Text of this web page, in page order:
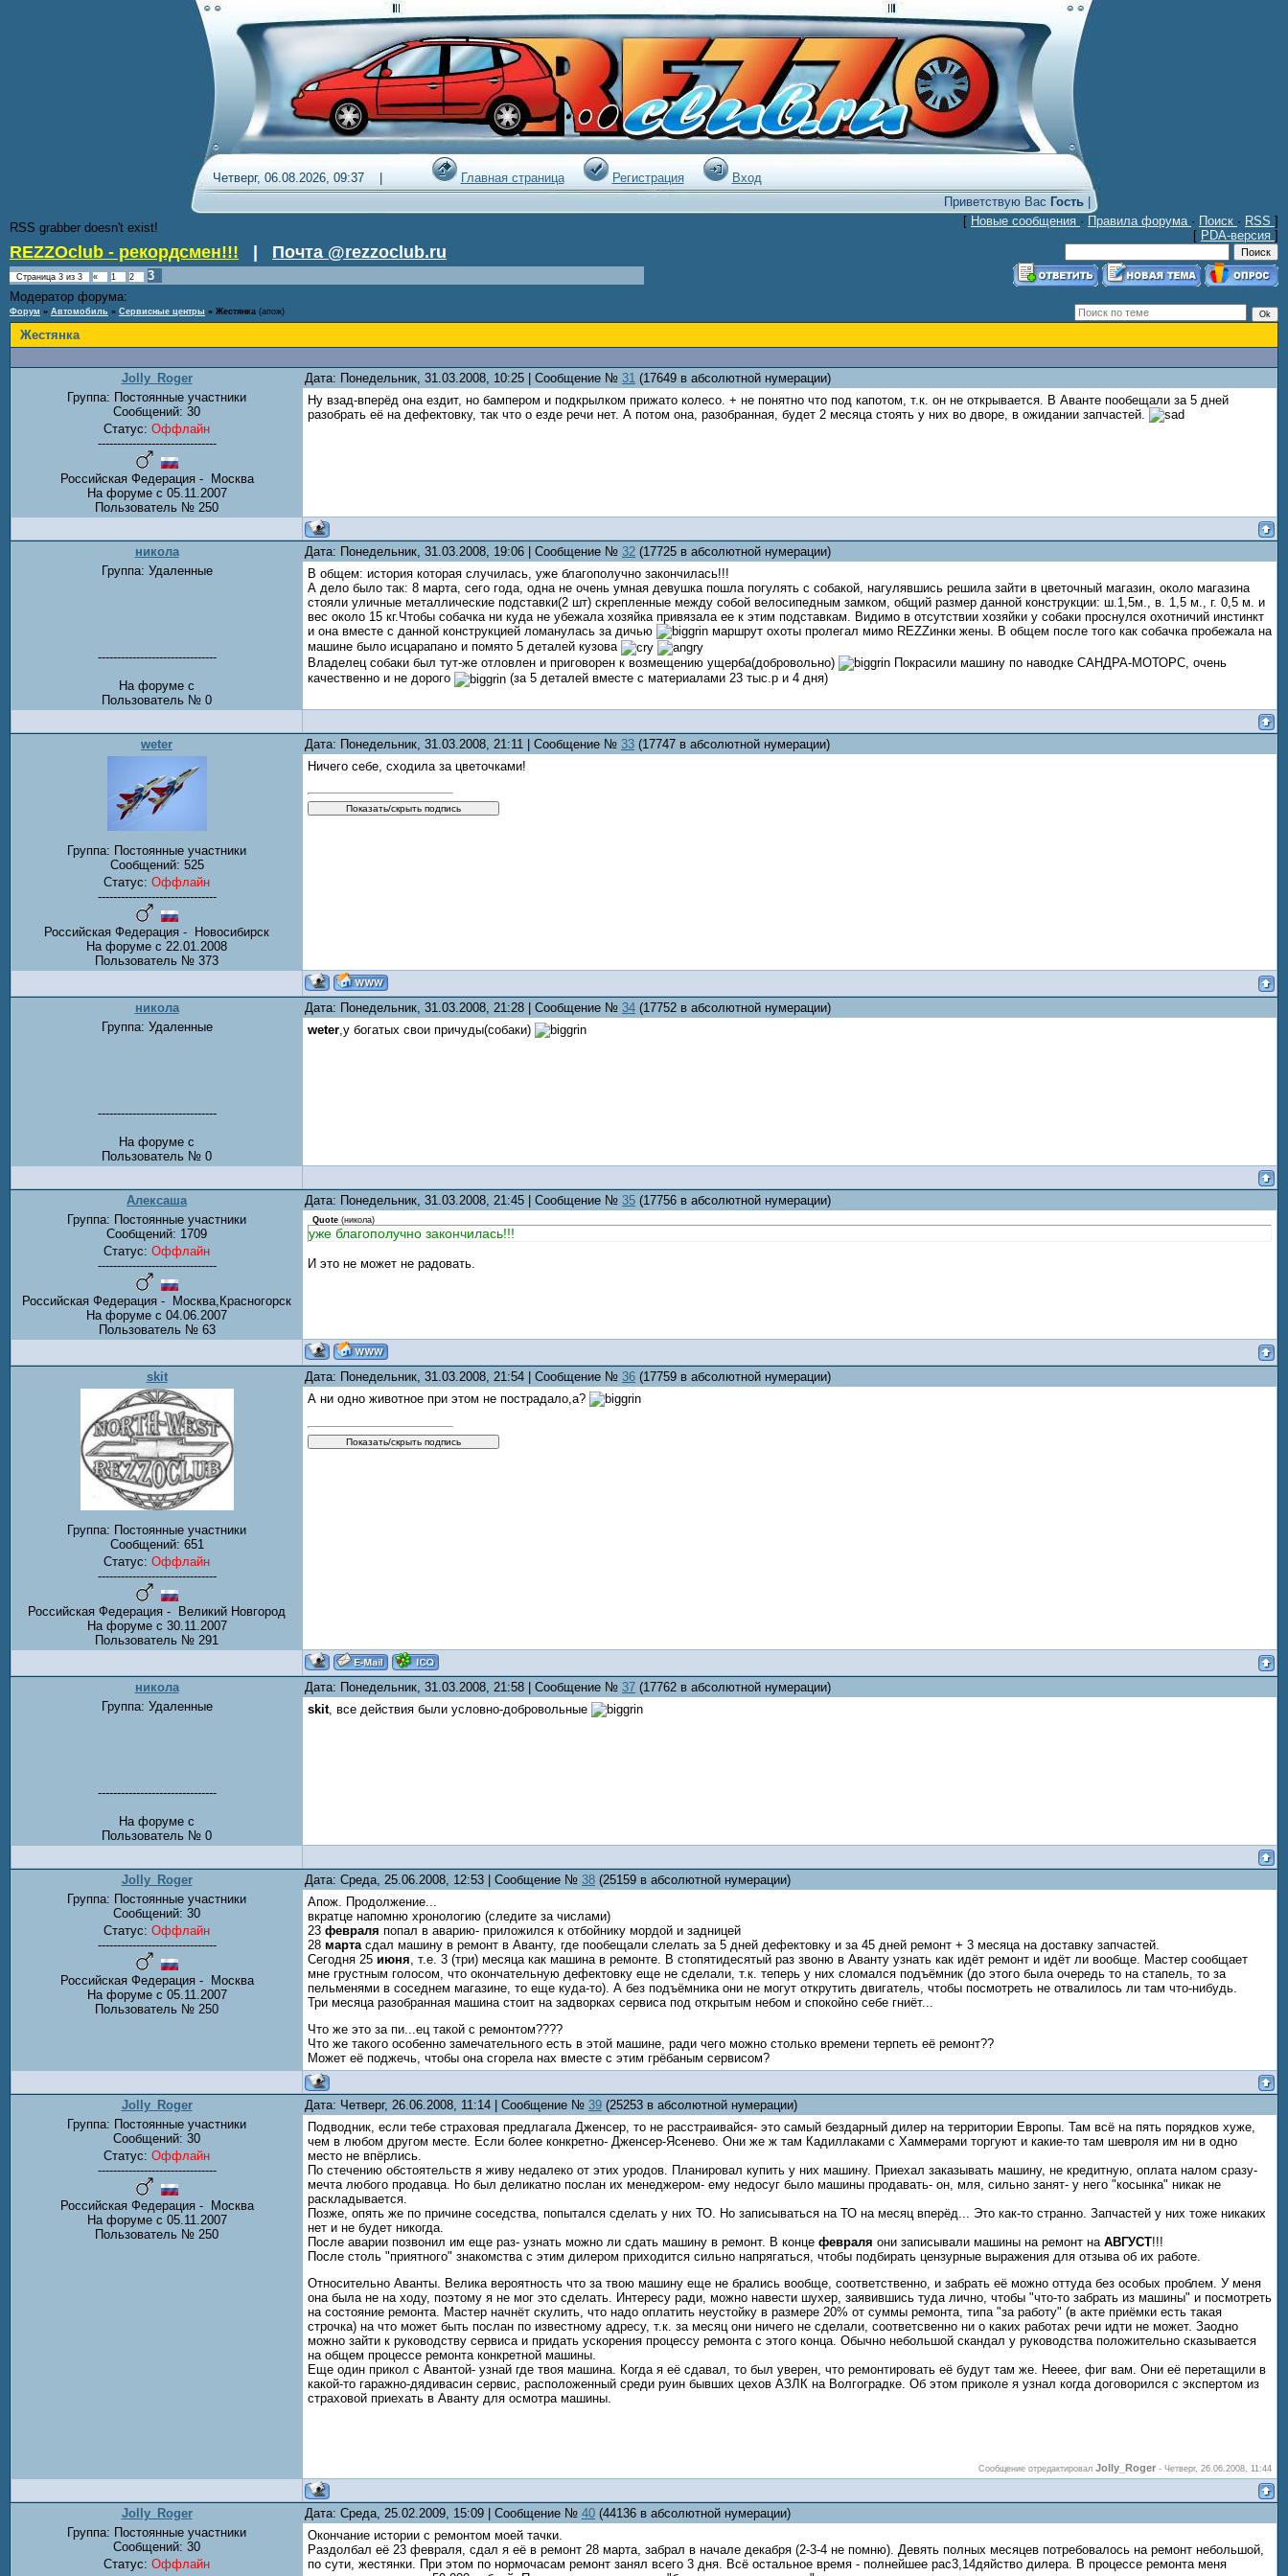
Четверг, 06.08.2026, 09:37 | Главная страница Регистрация
Вход
Приветствую Вас Гость|
RSS grabber doesn't exist!
[ Новые сообщения · Правила форума · Поиск · RSS ]
[ PDA-версия ]
REZZOclub - рекордсмен!!! Почта @rezzoclub.ru
Страница 3 из 3 « 1 2
3
Модератор форума:
Форум » Автомобиль » Сервисные центры » Жестянка (апож)
Жестянка
Jolly_Roger Дата: Понедельник, 31.03.2008, 10:25 | Сообщение № 31 (17649 в абсолютной нумерации)
Группа: Постоянные участники
Сообщений: 30
Статус: Оффлайн
-------------------------------
Российская Федерация - Москва
На форуме с 05.11.2007
Пользователь № 250
Ну взад-вперёд она ездит, но бампером и подкрылком прижато колесо. + не понятно что под капотом, т.к. он не открывается. В Аванте пообещали за 5 дней
разобрать её на дефектовку, так что о езде речи нет. А потом она, разобранная, будет 2 месяца стоять у них во дворе, в ожидании запчастей.
никола Дата: Понедельник, 31.03.2008, 19:06 | Сообщение № 32 (17725 в абсолютной нумерации)
Группа: Удаленные
-------------------------------
На форуме с
Пользователь № 0
В общем: история которая случилась, уже благополучно закончилась!!!
А дело было так: 8 марта, сего года, одна не очень умная девушка пошла погулять с собакой, нагулявшись решила зайти в цветочный магазин, около магазина
стояли уличные металлические подставки(2 шт) скрепленные между собой велосипедным замком, общий размер данной конструкции: ш.1,5м., в. 1,5 м., г. 0,5 м. и
вес около 15 кг.Чтобы собачка ни куда не убежала хозяйка привязала ее к этим подставкам. Видимо в отсутствии хозяйки у собаки проснулся охотничий инстинкт
и она вместе с данной конструкцией ломанулась за дичью
маршрут охоты пролегал мимо REZZинки жены. В общем после того как собачка пробежала на
машине было исцарапано и помято 5 деталей кузова
Владелец собаки был тут-же отловлен и приговорен к возмещению ущерба(добровольно)
Покрасили машину по наводке САНДРА-МОТОРС, очень
качественно и не дорого
(за 5 деталей вместе с материалами 23 тыс.р и 4 дня)
weter Дата: Понедельник, 31.03.2008, 21:11 | Сообщение № 33 (17747 в абсолютной нумерации)
Группа: Постоянные участники
Сообщений: 525
Статус: Оффлайн
-------------------------------
Российская Федерация - Новосибирск
На форуме с 22.01.2008
Пользователь № 373
Ничего себе, сходила за цветочками!
никола Дата: Понедельник, 31.03.2008, 21:28 | Сообщение № 34 (17752 в абсолютной нумерации)
Группа: Удаленные
-------------------------------
На форуме с
Пользователь № 0
weter,у богатых свои причуды(собаки)
Алексаша Дата: Понедельник, 31.03.2008, 21:45 | Сообщение № 35 (17756 в абсолютной нумерации)
Группа: Постоянные участники
Сообщений: 1709
Статус: Оффлайн
-------------------------------
Российская Федерация - Москва,Красногорск
На форуме с 04.06.2007
Пользователь № 63
Quote (никола)
уже благополучно закончилась!!!
И это не может не радовать.
skit Дата: Понедельник, 31.03.2008, 21:54 | Сообщение № 36 (17759 в абсолютной нумерации)
Группа: Постоянные участники
Сообщений: 651
Статус: Оффлайн
-------------------------------
Российская Федерация - Великий Новгород
На форуме с 30.11.2007
Пользователь № 291
А ни одно животное при этом не пострадало,а?
никола Дата: Понедельник, 31.03.2008, 21:58 | Сообщение № 37 (17762 в абсолютной нумерации)
Группа: Удаленные
-------------------------------
На форуме с
Пользователь № 0
skit, все действия были условно-добровольные
Jolly_Roger Дата: Среда, 25.06.2008, 12:53 | Сообщение № 38 (25159 в абсолютной нумерации)
Группа: Постоянные участники
Сообщений: 30
Статус: Оффлайн
-------------------------------
Российская Федерация - Москва
На форуме с 05.11.2007
Пользователь № 250
Апож. Продолжение...
вкратце напомню хронологию (следите за числами)
23 февраля попал в аварию- приложился к отбойнику мордой и задницей
28 мартасдал машину в ремонт в Аванту, где пообещали слелать за 5 дней дефектовку и за 45 дней ремонт + 3 месяца на доставку запчастей.
Сегодня 25 июня, т.е. 3 (три) месяца как машина в ремонте. В стопятидесятый раз звоню в Аванту узнать как идёт ремонт и идёт ли вообще. Мастер сообщает
мне грустным голосом, что окончательную дефектовку еще не сделали, т.к. теперь у них сломался подъёмник (до этого была очередь то на стапель, то за
пельменями в соседнем магазине, то еще куда-то). А без подъёмника они не могут открутить двигатель, чтобы посмотреть не отвалилось ли там что-нибудь.
Три месяца разобранная машина стоит на задворках сервиса под открытым небом и спокойно себе гниёт...
Что же это за пи...ец такой с ремонтом????
Что же такого особенно замечательного есть в этой машине, ради чего можно столько времени терпеть её ремонт??
Может её поджечь, чтобы она сгорела нах вместе с этим грёбаным сервисом?
Jolly_Roger Дата: Четверг, 26.06.2008, 11:14 | Сообщение № 39 (25253 в абсолютной нумерации)
Группа: Постоянные участники
Сообщений: 30
Статус: Оффлайн
-------------------------------
Российская Федерация - Москва
На форуме с 05.11.2007
Пользователь № 250
Подводник, если тебе страховая предлагала Дженсер, то не расстраивайся- это самый бездарный дилер на территории Европы. Там всё на пять порядков хуже,
чем в любом другом месте. Если более конкретно- Дженсер-Ясенево. Они же ж там Кадиллаками с Хаммерами торгуют и какие-то там шевроля им ни в одно
место не впёрлись.
По стечению обстоятельств я живу недалеко от этих уродов. Планировал купить у них машину. Приехал заказывать машину, не кредитную, оплата налом сразу-
мечта любого продавца. Но был деликатно послан их менеджером- ему недосуг было машины продавать- он, мля, сильно занят- у него "косынка" никак не
раскладывается.
Позже, опять же по причине соседства, попытался сделать у них ТО. Но записываться на ТО на месяц вперёд... Это как-то странно. Запчастей у них тоже никаких
нет и не будет никогда.
После аварии позвонил им еще раз- узнать можно ли сдать машину в ремонт. В конце февраля они записывали машины на ремонт на АВГУСТ!!!
После столь "приятного" знакомства с этим дилером приходится сильно напрягаться, чтобы подбирать цензурные выражения для отзыва об их работе.
Относительно Аванты. Велика вероятность что за твою машину еще не брались вообще, соответственно, и забрать её можно оттуда без особых проблем. У меня
она была не на ходу, поэтому я не мог это сделать. Интересу ради, можно навести шухер, заявившись туда лично, чтобы "что-то забрать из машины" и посмотреть
на состояние ремонта. Мастер начнёт скулить, что надо оплатить неустойку в размере 20% от суммы ремонта, типа "за работу" (в акте приёмки есть такая
строчка) на что может быть послан по известному адресу, т.к. за месяц они ничего не сделали, соответсвенно ни о каких работах речи идти не может. Заодно
можно зайти к руководству сервиса и придать ускорения процессу ремонта с этого конца. Обычно небольшой скандал у руководства положительно сказывается
на общем процессе ремонта конкретной машины.
Еще один прикол с Авантой- узнай где твоя машина. Когда я её сдавал, то был уверен, что ремонтировать её будут там же. Нееее, фиг вам. Они её перетащили в
какой-то гаражно-дядивасин сервис, расположенный среди руин бывших цехов АЗЛК на Волгоградке. Об этом приколе я узнал когда договорился с экспертом из
страховой приехать в Аванту для осмотра машины.
Сообщение отредактировал Jolly_Roger - Четверг, 26.06.2008, 11:44
Jolly_Roger Дата: Среда, 25.02.2009, 15:09 | Сообщение № 40 (44136 в абсолютной нумерации)
Группа: Постоянные участники
Сообщений: 30
Статус: Оффлайн
Окончание истории с ремонтом моей тачки.
Раздолбал её 23 февраля, сдал я её в ремонт 28 марта, забрал в начале декабря (2-3-4 не помню). Девять полных месяцев потребовалось на ремонт небольшой,
по сути, жестянки. При этом по нормочасам ремонт занял всего 3 дня. Всё остальное время - полнейшее рас3,14дяйство дилера. В процессе ремонта меня